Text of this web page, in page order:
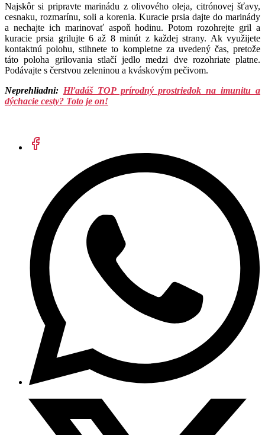
Najskôr si pripravte marinádu z olivového oleja, citrónovej šťavy,
cesnaku, rozmarínu, soli a korenia. Kuracie prsia dajte do marinády
a nechajte ich marinovať aspoň hodinu. Potom rozohrejte gril a
kuracie prsia grilujte 6 až 8 minút z každej strany. Ak využijete
kontaktnú polohu, stihnete to kompletne za uvedený čas, pretože
táto poloha grilovania stlačí jedlo medzi dve rozohriate platne.
Podávajte s čerstvou zeleninou a kváskovým pečivom.
Neprehliadni: Hľadáš TOP prírodný prostriedok na imunitu a
dýchacie cesty? Toto je on!